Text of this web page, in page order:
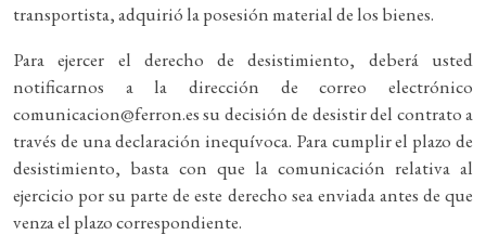
transportista, adquirió la posesión material de los bienes.
Para ejercer el derecho de desistimiento, deberá usted
notificarnos a la dirección de correo electrónico
comunicacion@ferron.es su decisión de desistir del contrato a
través de una declaración inequívoca. Para cumplir el plazo de
desistimiento, basta con que la comunicación relativa al
ejercicio por su parte de este derecho sea enviada antes de que
venza el plazo correspondiente.